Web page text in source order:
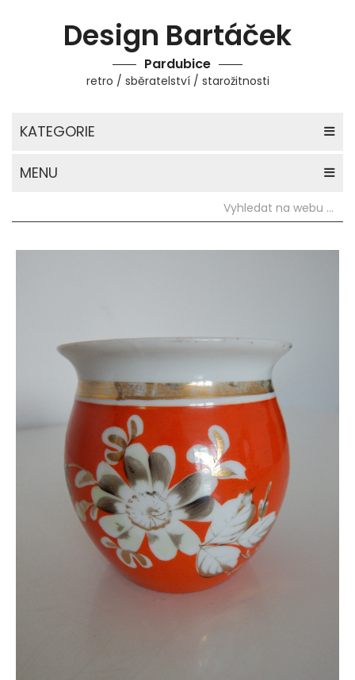
Design Bartáček
Pardubice
retro / sběratelství / starožitnosti
KATEGORIE
MENU